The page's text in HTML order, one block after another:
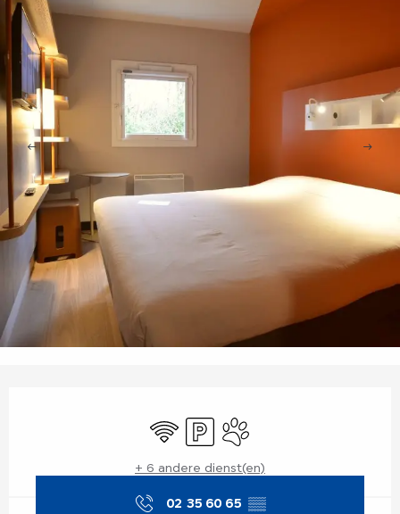
Wifi Parkeerplaats
Dieren toegelaten
+ 6 andere dienst(en)
02 35 60 65 ▒▒